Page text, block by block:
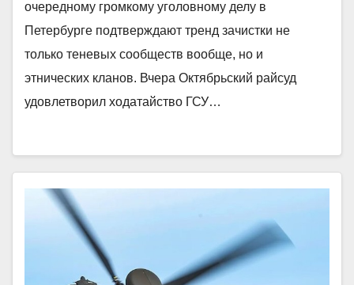
очередному громкому уголовному делу в
Петербурге подтверждают тренд зачистки не
только теневых сообществ вообще, но и
этнических кланов. Вчера Октябрьский райсуд
удовлетворил ходатайство ГСУ…